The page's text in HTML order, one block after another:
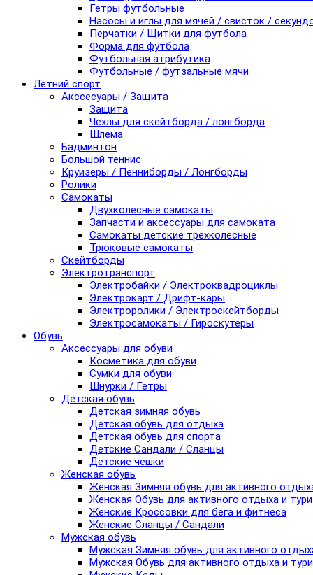
Гетры футбольные
Насосы и иглы для мячей / свисток /
Перчатки / Щитки для футбола
Форма для футбола
Футбольная атрибутика
Футбольные / футзальные мячи
Летний спорт
Акссесуары / Защита
Защита
Чехлы для скейтборда / лонгборда
Шлема
Бадминтон
Большой теннис
Круизеры / Пенниборды / Лонгборды
Ролики
Самокаты
Двухколесные самокаты
Запчасти и аксессуары для самоката
Самокаты детские трехколесные
Трюковые самокаты
Скейтборды
Электротранспорт
Электробайки / Электроквадроциклы
Электрокарт / Дрифт-кары
Электроролики / Электроскейтборды
Электросамокаты / Гироскутеры
Обувь
Аксессуары для обуви
Косметика для обуви
Сумки для обуви
Шнурки / Гетры
Детская обувь
Детская зимняя обувь
Детская обувь для отдыха
Детская обувь для спорта
Детские Сандали / Сланцы
Детские чешки
Женская обувь
Женская Зимняя обувь для активного
Женская Обувь для активного отдыха и
Женские Кроссовки для бега и фитнеса
Женские Сланцы / Сандали
Мужская обувь
Мужская Зимняя обувь для активного
Мужская Обувь для активного отдыха и